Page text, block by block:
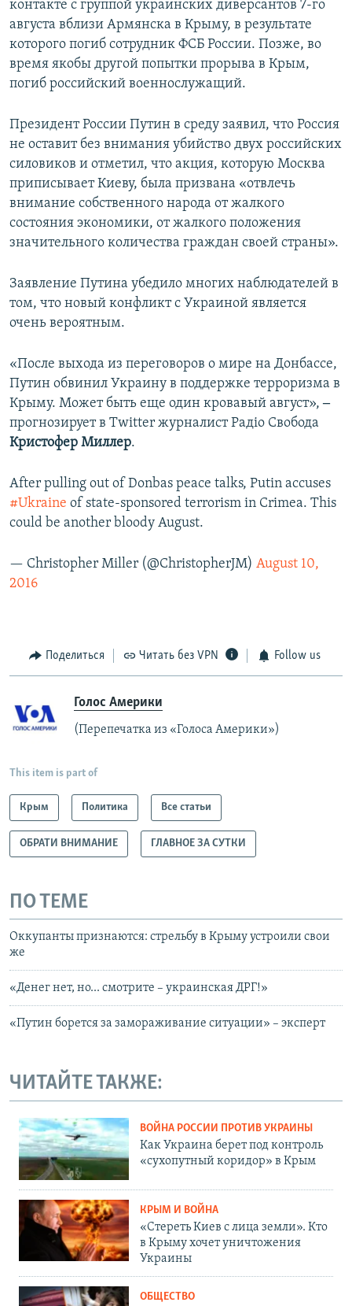
контакте с группой украинских диверсантов 7-го
августа вблизи Армянска в Крыму, в результате
которого погиб сотрудник ФСБ России. Позже, во
время якобы другой попытки прорыва в Крым,
погиб российский военнослужащий.
Президент России Путин в среду заявил, что Россия
не оставит без внимания убийство двух российских
силовиков и отметил, что акция, которую Москва
приписывает Киеву, была призвана «отвлечь
внимание собственного народа от жалкого
состояния экономики, от жалкого положения
значительного количества граждан своей страны».
Заявление Путина убедило многих наблюдателей в
том, что новый конфликт с Украиной является
очень вероятным.
«После выхода из переговоров о мире на Донбассе,
Путин обвинил Украину в поддержке терроризма в
Крыму. Может быть еще один кровавый август»,‒
прогнозирует в Twitter журналист Радіо Свобода
Кристофер Миллер.
After pulling out of Donbas peace talks, Putin accuses
#Ukraine of state-sponsored terrorism in Crimea. This
could be another bloody August.
— Christopher Miller (@ChristopherJM) August 10,
2016
Поделиться Читать без VPN Follow us
Голос Америки
(Перепечатка из «Голоса Америки»)
This item is part of
Крым Политика Все статьи
ОБРАТИ ВНИМАНИЕ ГЛАВНОЕ ЗА СУТКИ
ПО ТЕМЕ
Оккупанты признаются: стрельбу в Крыму устроили свои
же
«Денег нет, но... смотрите – украинская ДРГ!»
«Путин борется за замораживание ситуации» – эксперт
ЧИТАЙТЕ ТАКЖЕ:
ВОЙНА РОССИИ ПРОТИВ УКРАИНЫ
Как Украина берет под контроль
«сухопутный коридор» в Крым
КРЫМ И ВОЙНА
«Стереть Киев с лица земли». Кто
в Крыму хочет уничтожения
Украины
ОБЩЕСТВО